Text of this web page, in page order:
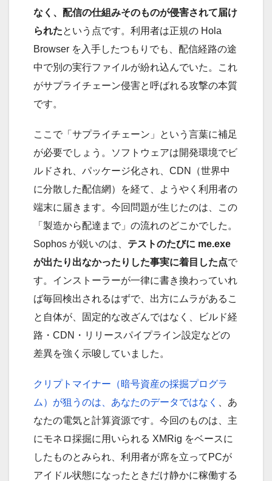
なく、配信の仕組みそのものが侵害されて届け
られたという点です。利用者は正規の Hola
Browser を入手したつもりでも、配信経路の途
中で別の実行ファイルが紛れ込んでいた。これ
がサプライチェーン侵害と呼ばれる攻撃の本質
です。
ここで「サプライチェーン」という言葉に補足
が必要でしょう。ソフトウェアは開発環境でビ
ルドされ、パッケージ化され、CDN（世界中
に分散した配信網）を経て、ようやく利用者の
端末に届きます。今回問題が生じたのは、この
「製造から配達まで」の流れのどこかでした。
Sophos が鋭いのは、 テストのたびに me.exe
が出たり出なかったりした事実に着目した点で
す。インストーラーが一律に書き換わっていれ
ば毎回検出されるはずで、出方にムラがあるこ
と自体が、固定的な改ざんではなく、ビルド経
路・CDN・リリースパイプライン設定などの
差異を強く示唆していました。
クリプトマイナー（暗号資産の採掘プログラ
ム）が狙うのは、あなたのデータではなく
、あ
なたの電気と計算資源です。今回のものは、主
にモネロ採掘に用いられる XMRig をベースに
したものとみられ、利用者が席を立ってPCが
アイドル状態になったときだけ静かに稼働する